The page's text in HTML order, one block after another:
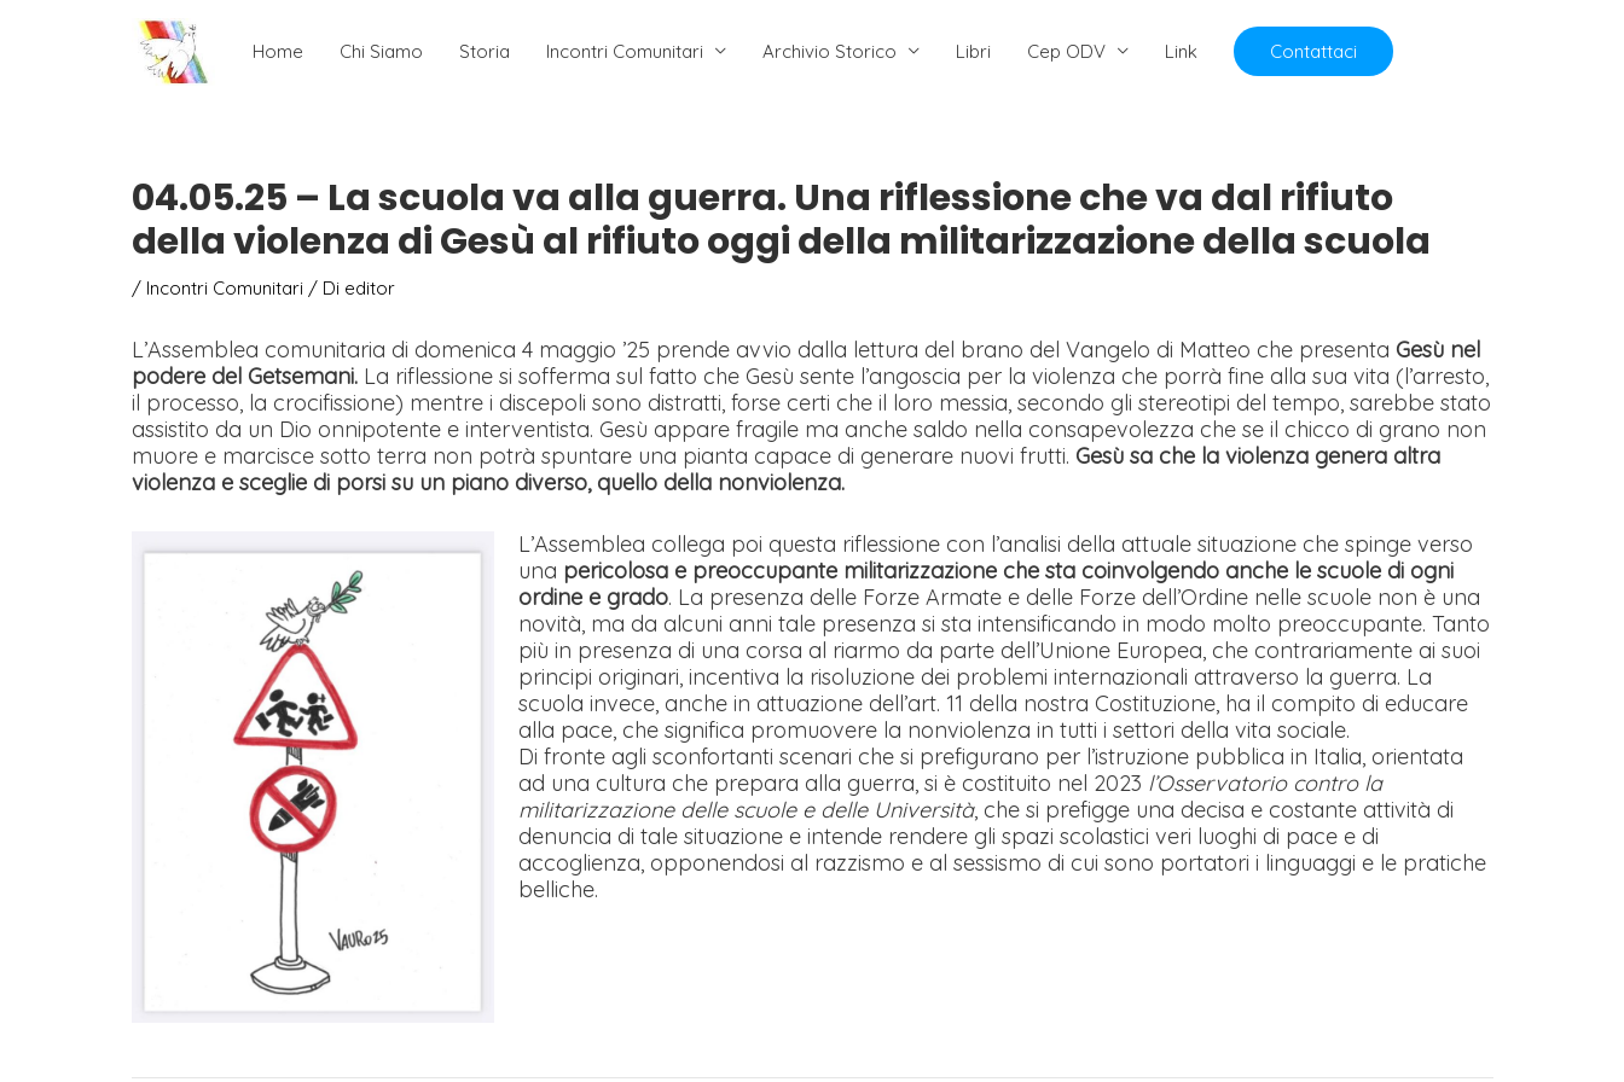
Home Chi Siamo Storia Incontri Comunitari Archivio Storico Libri Cep ODV Link Contattaci
04.05.25 – La scuola va alla guerra. Una riflessione che va dal rifiuto
della violenza di Gesù al rifiuto oggi della militarizzazione della scuola
/ Incontri Comunitari/ Di editor
L’Assemblea comunitaria di domenica 4 maggio ’25 prende avvio dalla lettura del brano del Vangelo di Matteo che presenta Gesù nel
podere del Getsemani.La riflessione si sofferma sul fatto che Gesù sente l’angoscia per la violenza che porrà fine alla sua vita (l’arresto,
il processo, la crocifissione) mentre i discepoli sono distratti, forse certi che il loro messia, secondo gli stereotipi del tempo, sarebbe stato
assistito da un Dio onnipotente e interventista. Gesù appare fragile ma anche saldo nella consapevolezza che se il chicco di grano non
muore e marcisce sotto terra non potrà spuntare una pianta capace di generare nuovi frutti. Gesù sa che la violenza genera altra
violenza e sceglie di porsi su un piano diverso, quello della nonviolenza.
L’Assemblea collega poi questa riflessione con l’analisi della attuale situazione che spinge verso
una pericolosa e preoccupante militarizzazione che sta coinvolgendo anche le scuole di ogni
ordine e grado. La presenza delle Forze Armate e delle Forze dell’Ordine nelle scuole non è una
novità, ma da alcuni anni tale presenza si sta intensificando in modo molto preoccupante. Tanto
più in presenza di una corsa al riarmo da parte dell’Unione Europea, che contrariamente ai suoi
principi originari, incentiva la risoluzione dei problemi internazionali attraverso la guerra. La
scuola invece, anche in attuazione dell’art. 11 della nostra Costituzione, ha il compito di educare
alla pace, che significa promuovere la nonviolenza in tutti i settori della vita sociale.
Di fronte agli sconfortanti scenari che si prefigurano per l’istruzione pubblica in Italia, orientata
ad una cultura che prepara alla guerra, si è costituito nel 2023 l’Osservatorio contro la
militarizzazione delle scuole e delle Università, che si prefigge una decisa e costante attività di
denuncia di tale situazione e intende rendere gli spazi scolastici veri luoghi di pace e di
accoglienza, opponendosi al razzismo e al sessismo di cui sono portatori i linguaggi e le pratiche
belliche.